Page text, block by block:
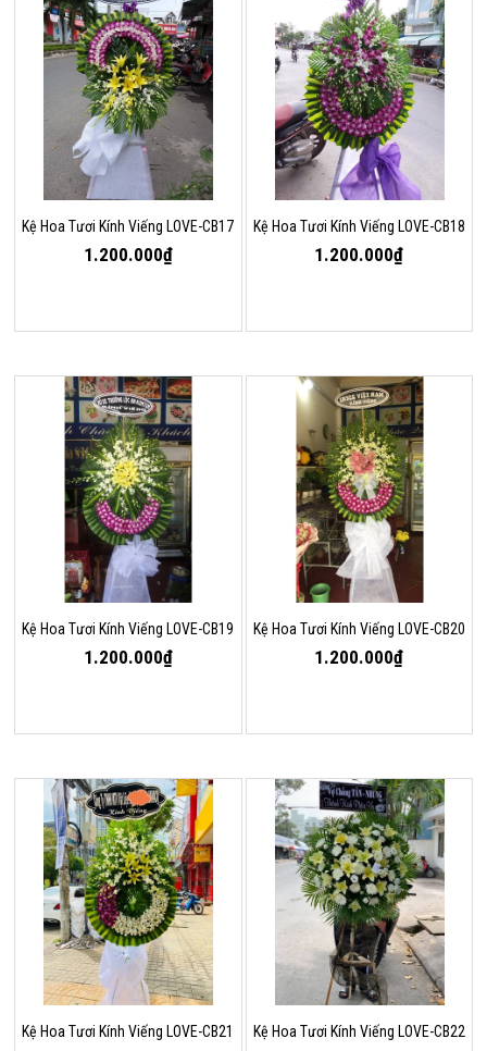
Kệ Hoa Tươi Kính Viếng LOVE-CB17
1.200.000₫
Kệ Hoa Tươi Kính Viếng LOVE-CB18
1.200.000₫
Kệ Hoa Tươi Kính Viếng LOVE-CB19
1.200.000₫
Kệ Hoa Tươi Kính Viếng LOVE-CB20
1.200.000₫
Kệ Hoa Tươi Kính Viếng LOVE-CB21 Kệ Hoa Tươi Kính Viếng LOVE-CB22